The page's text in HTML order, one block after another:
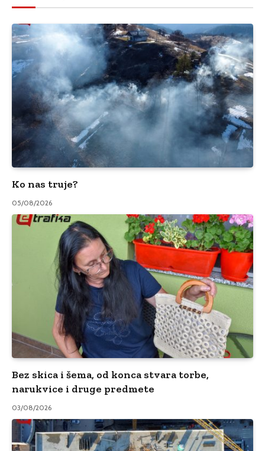
Ko nas truje?
05/08/2026
Bez skica i šema, od konca stvara torbe,
narukvice i druge predmete
03/08/2026